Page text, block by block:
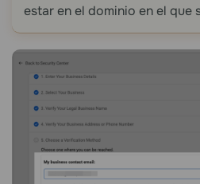
estar en el dominio en el que